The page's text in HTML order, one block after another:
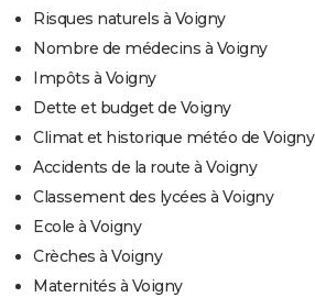
Risques naturels à Voigny
Nombre de médecins à Voigny
Impôts à Voigny
Dette et budget de Voigny
Climat et historique météo de Voigny
Accidents de la route à Voigny
Classement des lycées à Voigny
Ecole à Voigny
Crèches à Voigny
Maternités à Voigny